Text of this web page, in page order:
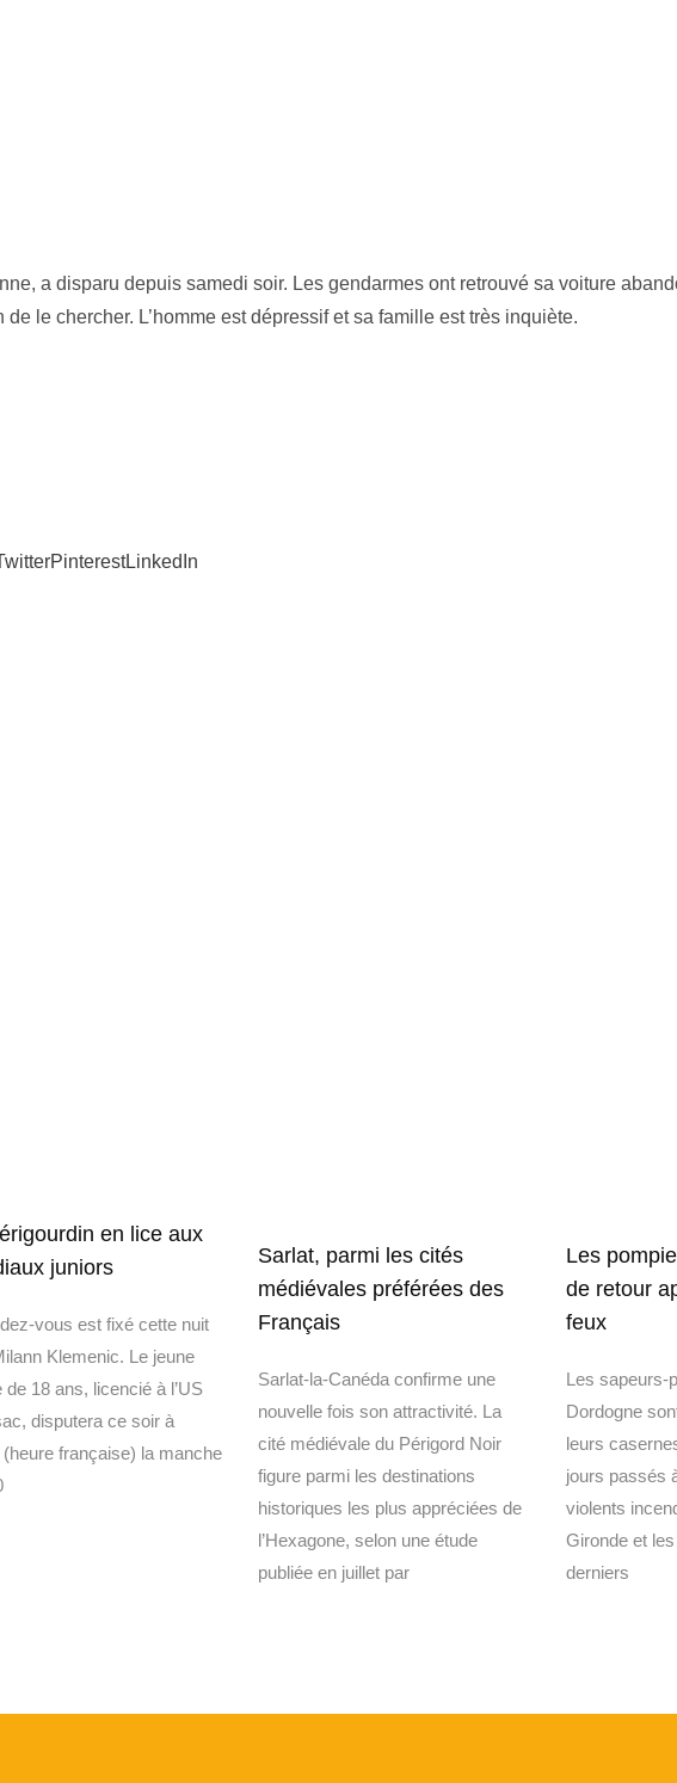
a disparu depuis samedi soir. Les gendarmes ont retrouvé sa voiture
le chercher. L’homme est dépressif et sa famille est très inquiète.
PinterestLinkedIn
en lice aux
juniors
vous est fixé cette nuit
Klemenic. Le jeune
de 18 ans, licencié à l’US
disputera ce soir à
(heure française) la manche
Sarlat, parmi les cités
médiévales préférées des
Français
Sarlat-la-Canéda confirme une
nouvelle fois son attractivité. La
cité médiévale du Périgord Noir
figure parmi les destinations
historiques les plus appréciées de
l’Hexagone, selon une étude
publiée en juillet par
Les
de retour
feux
Les sapeurs-
Dordogne
leurs
jours passés
violents
Gironde et
derniers